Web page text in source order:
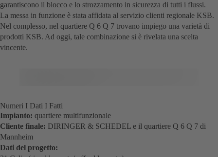
garantiscono il blocco e lo strozzamento in sicurezza di tutti i flussi.
La messa in funzione è stata affidata al servizio clienti regionale KSB.
Nel complesso, nel quartiere Q 6 Q 7 trovano impiego una varietà di
prodotti KSB. Ad oggi, tale combinazione si è rivelata una scelta
vincente.
Numeri I Dati I Fatti
Impianto: quartiere multifunzionale
Cliente finale: DIRINGER & SCHEDEL e il quartiere Q 6 Q 7 di
Mannheim
Dati del progetto: